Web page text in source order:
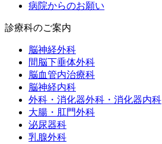
病院からのお願い
診療科のご案内
脳神経外科
間脳下垂体外科
脳血管内治療科
脳神経内科
外科・消化器外科・消化器内科
大腸・肛門外科
泌尿器科
乳腺外科